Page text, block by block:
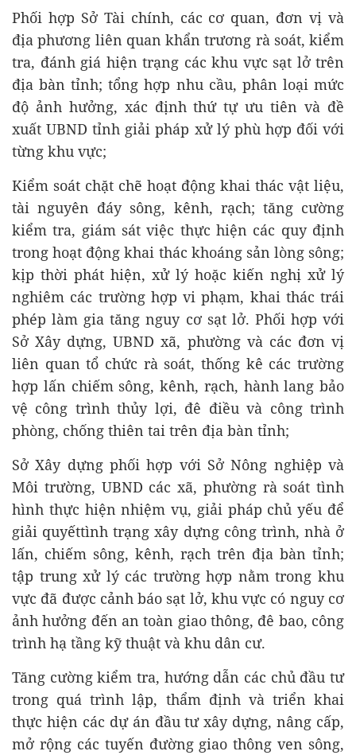
Phối hợp Sở Tài chính, các cơ quan, đơn vị và
địa phương liên quan khẩn trương rà soát, kiểm
tra, đánh giá hiện trạng các khu vực sạt lở trên
địa bàn tỉnh; tổng hợp nhu cầu, phân loại mức
độ ảnh hưởng, xác định thứ tự ưu tiên và đề
xuất UBND tỉnh giải pháp xử lý phù hợp đối với
từng khu vực;
Kiểm soát chặt chẽ hoạt động khai thác vật liệu,
tài nguyên đáy sông, kênh, rạch; tăng cường
kiểm tra, giám sát việc thực hiện các quy định
trong hoạt động khai thác khoáng sản lòng sông;
kịp thời phát hiện, xử lý hoặc kiến nghị xử lý
nghiêm các trường hợp vi phạm, khai thác trái
phép làm gia tăng nguy cơ sạt lở. Phối hợp với
Sở Xây dựng, UBND xã, phường và các đơn vị
liên quan tổ chức rà soát, thống kê các trường
hợp lấn chiếm sông, kênh, rạch, hành lang bảo
vệ công trình thủy lợi, đê điều và công trình
phòng, chống thiên tai trên địa bàn tỉnh;
Sở Xây dựng phối hợp với Sở Nông nghiệp và
Môi trường, UBND các xã, phường rà soát tình
hình thực hiện nhiệm vụ, giải pháp chủ yếu để
giải quyếttình trạng xây dựng công trình, nhà ở
lấn, chiếm sông, kênh, rạch trên địa bàn tỉnh;
tập trung xử lý các trường hợp nằm trong khu
vực đã được cảnh báo sạt lở, khu vực có nguy cơ
ảnh hưởng đến an toàn giao thông, đê bao, công
trình hạ tầng kỹ thuật và khu dân cư.
Tăng cường kiểm tra, hướng dẫn các chủ đầu tư
trong quá trình lập, thẩm định và triển khai
thực hiện các dự án đầu tư xây dựng, nâng cấp,
mở rộng các tuyến đường giao thông ven sông,